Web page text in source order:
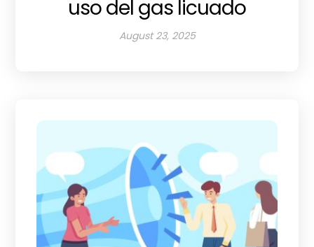
uso del gas licuado
August 23, 2025